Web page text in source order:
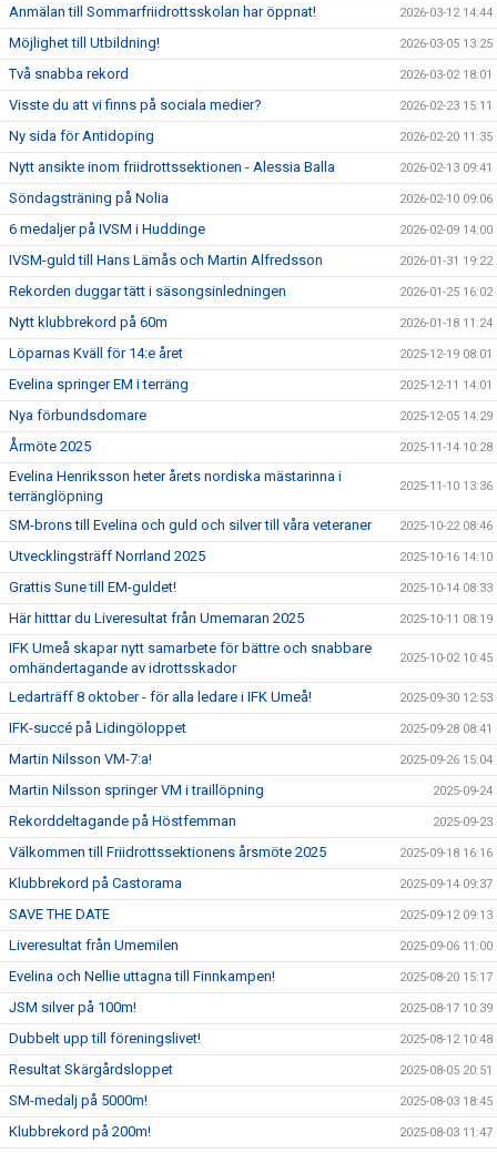
Anmälan till Sommarfriidrottsskolan har öppnat! 2026-03-12 14:44
Möjlighet till Utbildning! 2026-03-05 13:25
Två snabba rekord 2026-03-02 18:01
Visste du att vi finns på sociala medier? 2026-02-23 15:11
Ny sida för Antidoping 2026-02-20 11:35
Nytt ansikte inom friidrottssektionen - Alessia Balla 2026-02-13 09:41
Söndagsträning på Nolia 2026-02-10 09:06
6 medaljer på IVSM i Huddinge 2026-02-09 14:00
IVSM-guld till Hans Lämås och Martin Alfredsson 2026-01-31 19:22
Rekorden duggar tätt i säsongsinledningen 2026-01-25 16:02
Nytt klubbrekord på 60m 2026-01-18 11:24
Löparnas Kväll för 14:e året 2025-12-19 08:01
Evelina springer EM i terräng 2025-12-11 14:01
Nya förbundsdomare 2025-12-05 14:29
Årmöte 2025 2025-11-14 10:28
Evelina Henriksson heter årets nordiska mästarinna i
terränglöpning
2025-11-10 13:36
SM-brons till Evelina och guld och silver till våra veteraner 2025-10-22 08:46
Utvecklingsträff Norrland 2025 2025-10-16 14:10
Grattis Sune till EM-guldet! 2025-10-14 08:33
Här hitttar du Liveresultat från Umemaran 2025 2025-10-11 08:19
IFK Umeå skapar nytt samarbete för bättre och snabbare
omhändertagande av idrottsskador
2025-10-02 10:45
Ledarträff 8 oktober - för alla ledare i IFK Umeå! 2025-09-30 12:53
IFK-succé på Lidingöloppet 2025-09-28 08:41
Martin Nilsson VM-7:a! 2025-09-26 15:04
Martin Nilsson springer VM i traillöpning 2025-09-24
Rekorddeltagande på Höstfemman 2025-09-23
Välkommen till Friidrottssektionens årsmöte 2025 2025-09-18 16:16
Klubbrekord på Castorama 2025-09-14 09:37
SAVE THE DATE 2025-09-12 09:13
Liveresultat från Umemilen 2025-09-06 11:00
Evelina och Nellie uttagna till Finnkampen! 2025-08-20 15:17
JSM silver på 100m! 2025-08-17 10:39
Dubbelt upp till föreningslivet! 2025-08-12 10:48
Resultat Skärgårdsloppet 2025-08-05 20:51
SM-medalj på 5000m! 2025-08-03 18:45
Klubbrekord på 200m! 2025-08-03 11:47